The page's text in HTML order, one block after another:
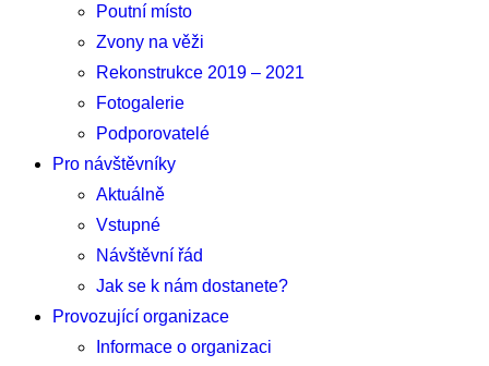
Poutní místo
Zvony na věži
Rekonstrukce 2019 – 2021
Fotogalerie
Podporovatelé
Pro návštěvníky
Aktuálně
Vstupné
Návštěvní řád
Jak se k nám dostanete?
Provozující organizace
Informace o organizaci